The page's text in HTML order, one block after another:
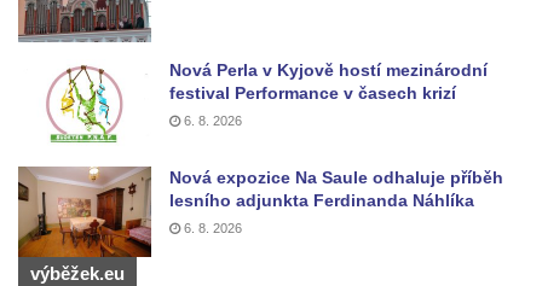
Pomník Vojtěcha Adalberta Lanny v parku
Pomník Přemysla Otakara II. v parku Na
Sadech v Českých Budějovicích
Českých Budějovicích
Památník Otokara Mokrého v parku Na
Sadech v Českých Budějovicích
Nová Perla v Kyjově hostí mezinárodní
festival Performance v časech krizí
6. 8. 2026
Nová expozice Na Saule odhaluje příběh
lesního adjunkta Ferdinanda Náhlíka
6. 8. 2026
výběžek.eu